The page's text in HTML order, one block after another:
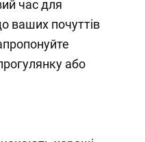
час для
ваших почуттів
або